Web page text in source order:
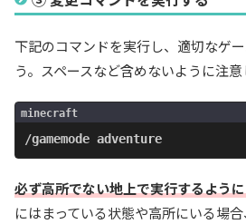
下記のコマンドを実行し、適切なゲ
う。スペースなど含めないように注意
minecraft
/gamemode adventure
必ず高所でない地上で実行するよう
にはまっている状態や高所にいる場